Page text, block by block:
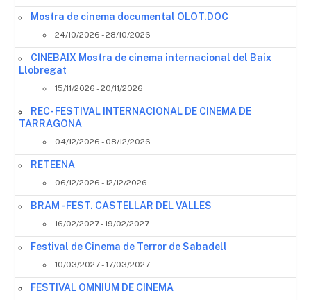
Mostra de cinema documental OLOT.DOC
24/10/2026 - 28/10/2026
CINEBAIX Mostra de cinema internacional del Baix
Llobregat
15/11/2026 - 20/11/2026
REC- FESTIVAL INTERNACIONAL DE CINEMA DE
TARRAGONA
04/12/2026 - 08/12/2026
RETEENA
06/12/2026 - 12/12/2026
BRAM - FEST. CASTELLAR DEL VALLES
16/02/2027 - 19/02/2027
Festival de Cinema de Terror de Sabadell
10/03/2027 - 17/03/2027
FESTIVAL OMNIUM DE CINEMA